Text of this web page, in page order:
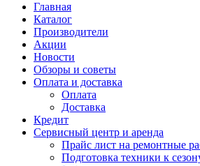
Главная
Каталог
Производители
Акции
Новости
Обзоры и советы
Оплата и доставка
Оплата
Доставка
Кредит
Сервисный центр и аренда
Прайс лист на ремонтные
Подготовка техники к